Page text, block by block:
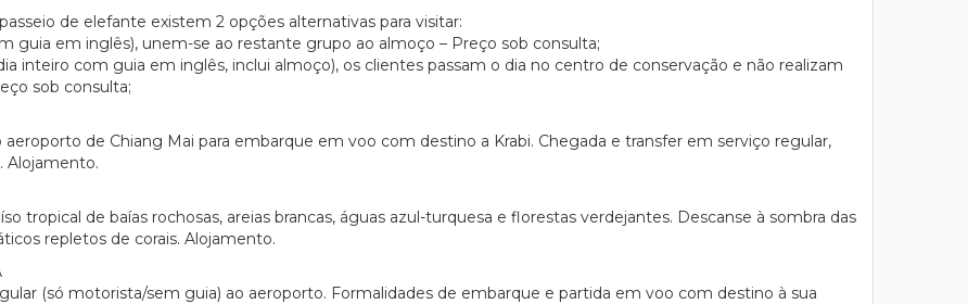
de elefante existem 2 opções alternativas para visitar:
guia em inglês), unem-se ao restante grupo ao almoço – Preço sob consulta;
inteiro com guia em inglês, inclui almoço), os clientes passam o dia no centro de conservação e não realizam
sob consulta;
de Chiang Mai para embarque em voo com destino a Krabi. Chegada e transfer em serviço regular,
Alojamento.
tropical de baías rochosas, areias brancas, águas azul-turquesa e florestas verdejantes. Descanse à sombra das
repletos de corais. Alojamento.
(só motorista/sem guia) ao aeroporto. Formalidades de embarque e partida em voo com destino à sua